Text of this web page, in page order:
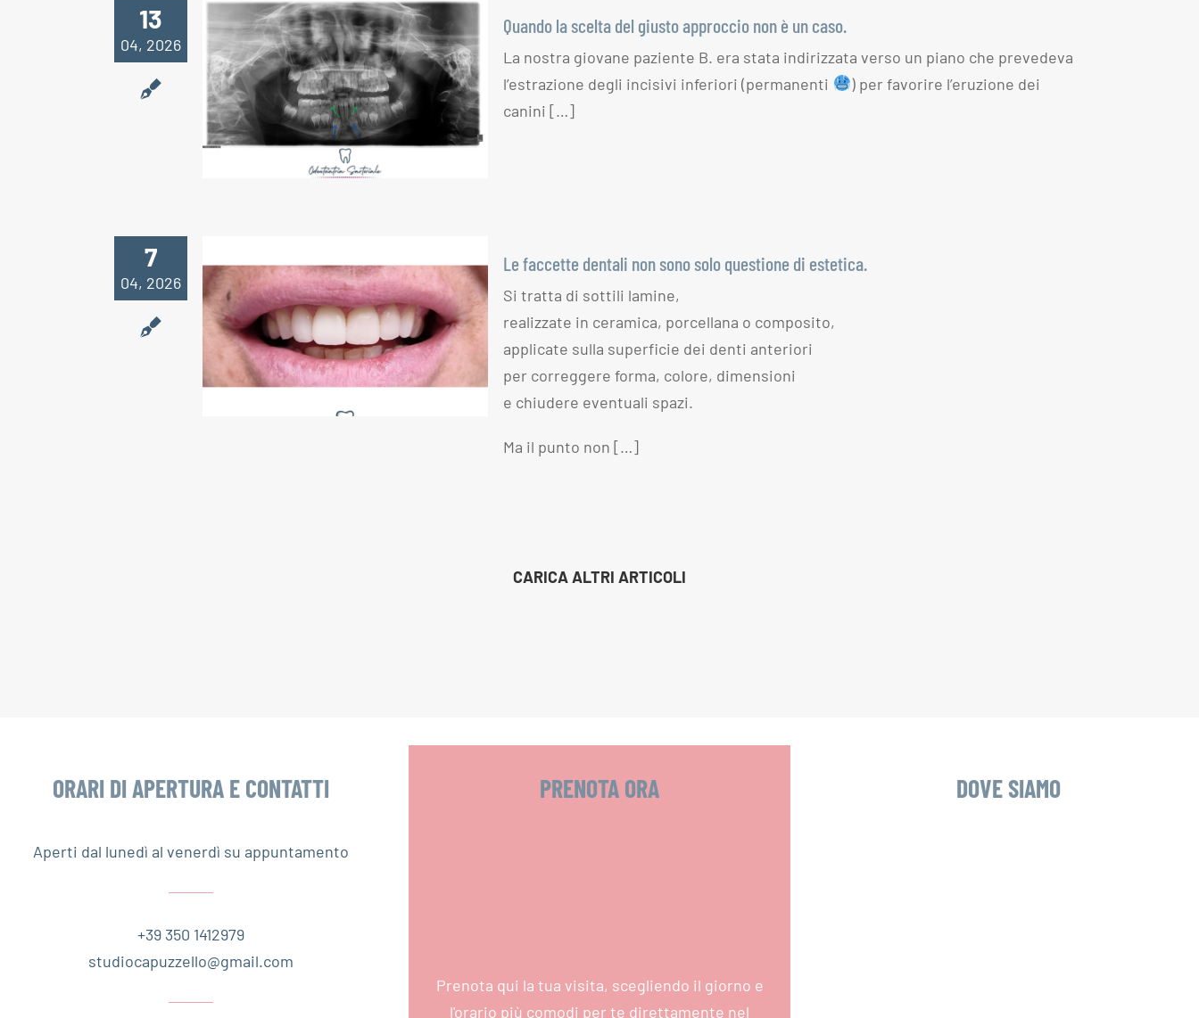
13
04, 2026
Quando la scelta del
giusto approccio non è
un caso.
Quando la scelta del giusto approccio non è un caso.
La nostra giovane paziente B. era stata indirizzata verso un piano che prevedeva
l’estrazione degli incisivi inferiori (permanenti
) per favorire l’eruzione dei
canini […]
7
04, 2026
Le faccette dentali non
sono solo questione di
estetica.
Le faccette dentali non sono solo questione di estetica.
Si tratta di sottili lamine,
realizzate in ceramica, porcellana o composito,
applicate sulla superficie dei denti anteriori
per correggere forma, colore, dimensioni
e chiudere eventuali spazi.
Ma il punto non […]
CARICA ALTRI ARTICOLI
ORARI DI APERTURA E CONTATTI
Aperti dal lunedì al venerdì su appuntamento
+39 350 1412979
studiocapuzzello@gmail.com
PRENOTA ORA
Prenota qui la tua visita, scegliendo il giorno e
l'orario più comodi per te direttamente nel
DOVE SIAMO